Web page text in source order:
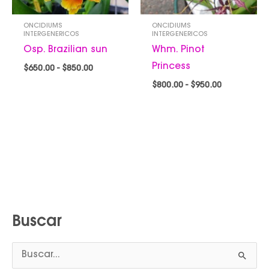
ONCIDIUMS
INTERGENERICOS
Osp. Brazilian sun
$650.00 - $850.00
ONCIDIUMS
INTERGENERICOS
Whm. Pinot
Princess
$800.00 - $950.00
Buscar